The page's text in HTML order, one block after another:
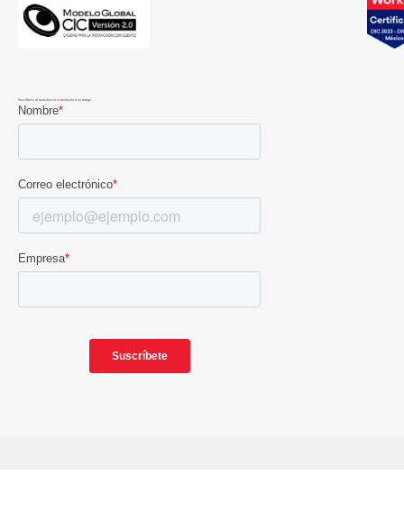
Suscríbete al newsletter o envíaselo a un amigo